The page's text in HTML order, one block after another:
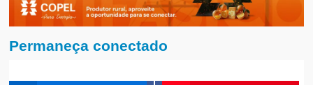
Permaneça conectado